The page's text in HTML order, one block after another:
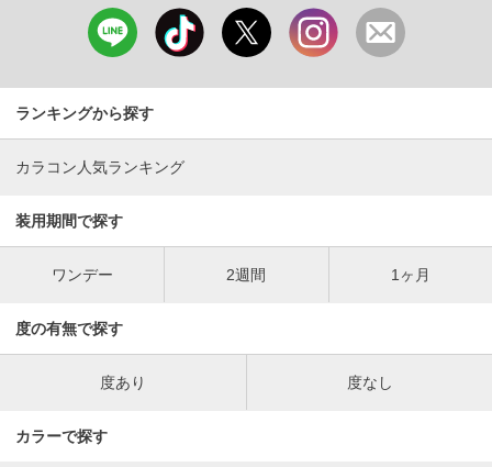
ランキングから探す
カラコン人気ランキング
装用期間で探す
ワンデー 2週間 1ヶ月
度の有無で探す
度あり 度なし
カラーで探す